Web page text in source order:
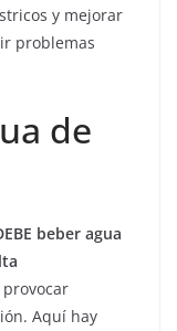
y mejorar
problemas
de
beber agua
Aquí hay